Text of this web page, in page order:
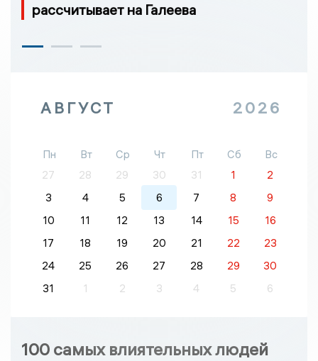
рассчитывает на Галеева
АВГУСТ 2026
Пн Вт Ср Чт Пт Сб
Вс
27
28 29 30 31 1
2
3
4 5 6 7 8
9
10
11 12 13 14 15
16
17
18 19 20 21 22
23
24
25 26 27 28 29
30
31
1 2 3 4 5 6
100 самых влиятельных людей